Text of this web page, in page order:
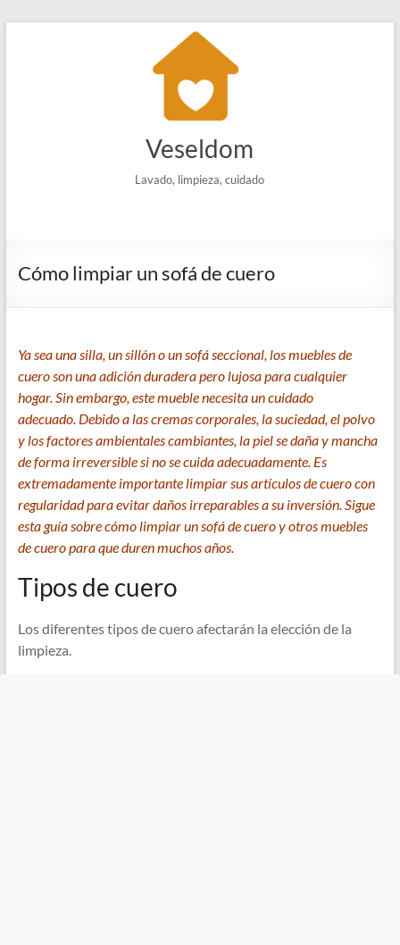
Veseldom
Lavado, limpieza, cuidado
Cómo limpiar un sofá de cuero
Ya sea una silla, un sillón o un sofá seccional, los muebles de
cuero son una adición duradera pero lujosa para cualquier
hogar. Sin embargo, este mueble necesita un cuidado
adecuado. Debido a las cremas corporales, la suciedad, el polvo
y los factores ambientales cambiantes, la piel se daña y mancha
de forma irreversible si no se cuida adecuadamente. Es
extremadamente importante limpiar sus artículos de cuero con
regularidad para evitar daños irreparables a su inversión. Sigue
esta guía sobre cómo limpiar un sofá de cuero y otros muebles
de cuero para que duren muchos años.
Tipos de cuero
Los diferentes tipos de cuero afectarán la elección de la
limpieza.